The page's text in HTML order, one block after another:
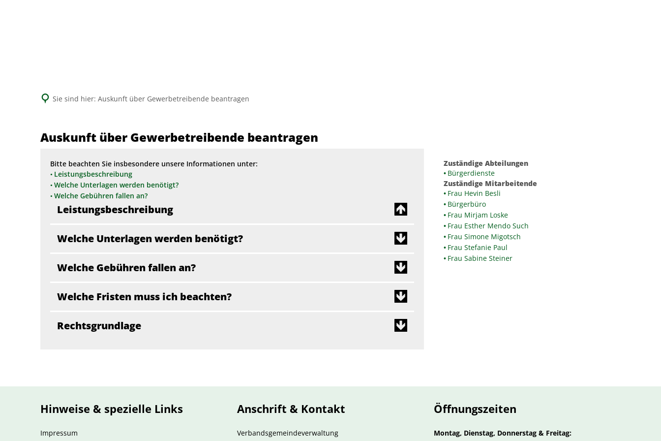
Sie sind hier: Auskunft über Gewerbetreibende beantragen
Auskunft über Gewerbetreibende beantragen
Bitte beachten Sie insbesondere unsere Informationen unter:
Leistungsbeschreibung
Welche Unterlagen werden benötigt?
Welche Gebühren fallen an?
Leistungsbeschreibung
Welche Unterlagen werden benötigt?
Welche Gebühren fallen an?
Welche Fristen muss ich beachten?
Rechtsgrundlage
Zuständige Abteilungen
Bürgerdienste
Zuständige Mitarbeitende
Frau Hevin Besli
Bürgerbüro
Frau Mirjam Loske
Frau Esther Mendo Such
Frau Simone Migotsch
Frau Stefanie Paul
Frau Sabine Steiner
Hinweise & spezielle Links
Impressum
Anschrift & Kontakt
Verbandsgemeindeverwaltung
Öffnungszeiten
Montag, Dienstag, Donnerstag & Freitag: